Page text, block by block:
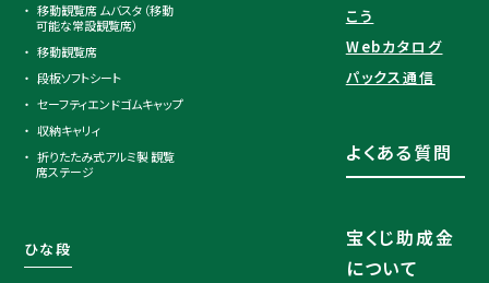
移動観覧席 ムバスタ（移動
可能な常設観覧席）
移動観覧席
段板ソフトシート
セーフティエンドゴムキャップ
収納キャリィ
折りたたみ式アルミ製 観覧
席ステージ
ひな段
こう
Webカタログ
パックス通信
よくある質問
宝くじ助成金
について